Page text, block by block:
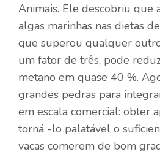
Animais. Ele descobriu que
algas marinhas nas dietas
que superou qualquer
um fator de três, pode
metano em quase 40 %.
grandes pedras para
em escala comercial: obter
torná -lo palatável o
vacas comerem de bom